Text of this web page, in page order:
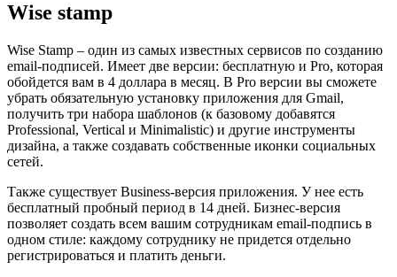
Wise stamp
Wise Stamp – один из самых известных сервисов по созданию
email-подписей. Имеет две версии: бесплатную и Pro, которая
обойдется вам в 4 доллара в месяц. В Pro версии вы сможете
убрать обязательную установку приложения для Gmail,
получить три набора шаблонов (к базовому добавятся
Professional, Vertical и Minimalistic) и другие инструменты
дизайна, а также создавать собственные иконки социальных
сетей.
Также существует Business-версия приложения. У нее есть
бесплатный пробный период в 14 дней. Бизнес-версия
позволяет создать всем вашим сотрудникам email-подпись в
одном стиле: каждому сотруднику не придется отдельно
регистрироваться и платить деньги.